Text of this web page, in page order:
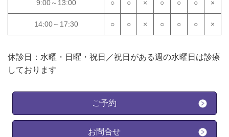
9:00～13:00 ○ ○ × ○ ○ ○ ×
14:00～17:30 ○ ○ × ○ ○ ○ ×
休診日：水曜・日曜・祝日／祝日がある週の水曜日は診療
しております
ご予約
お問合せ